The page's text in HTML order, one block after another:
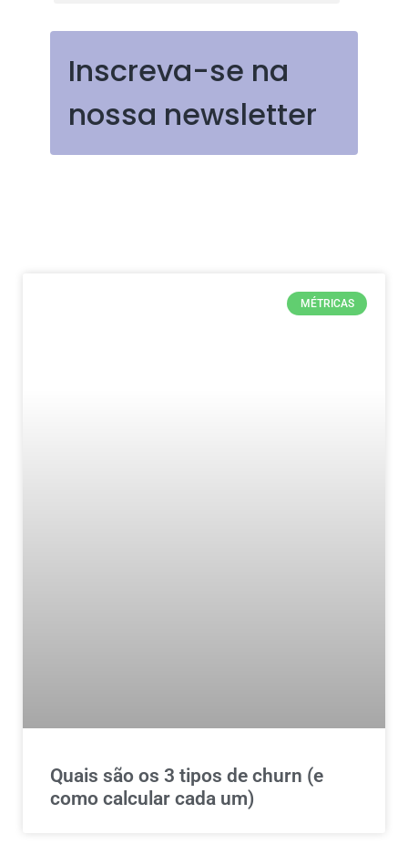
Inscreva-se na
nossa newsletter
MÉTRICAS
Quais são os 3 tipos de churn (e
como calcular cada um)